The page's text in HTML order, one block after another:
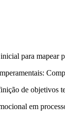
para mapear
de objetivos
em